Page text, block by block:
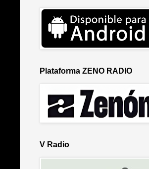
Plataforma ZENO RADIO
V Radio